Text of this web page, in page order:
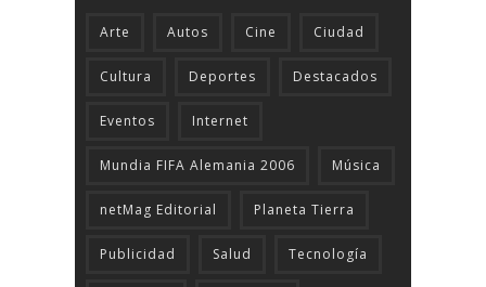
Arte Autos Cine Ciudad
Cultura Deportes Destacados
Eventos Internet
Mundia FIFA Alemania 2006 Música
netMag Editorial Planeta Tierra
Publicidad Salud Tecnologí­a